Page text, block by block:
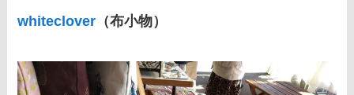
whiteclover （布小物）